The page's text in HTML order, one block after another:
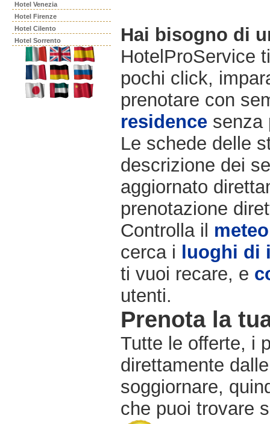
Hotel Venezia
Hotel Firenze
Hotel Cilento
Hotel Sorrento
Hai bisogno di
HotelProService
pochi click,
prenotare con
residence senza
Le schede delle
descrizione dei
aggiornato
prenotazione
Controlla il meteo
cerca i luoghi di
ti vuoi recare, e
utenti.
Prenota la
Tutte le offerte, i
direttamente
soggiornare,
che puoi trovare